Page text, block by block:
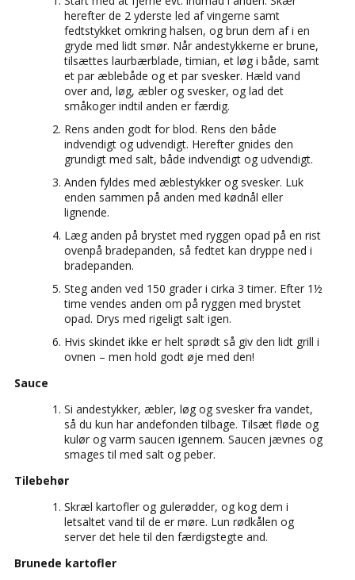
herefter de 2 yderste led af vingerne samt
fedtstykket omkring halsen, og brun dem af i en
gryde med lidt smør. Når andestykkerne er brune,
tilsættes laurbærblade, timian, et løg i både, samt
et par æblebåde og et par svesker. Hæld vand
over and, løg, æbler og svesker, og lad det
småkoger indtil anden er færdig.
Rens anden godt for blod. Rens den både
indvendigt og udvendigt. Herefter gnides den
grundigt med salt, både indvendigt og udvendigt.
Anden fyldes med æblestykker og svesker. Luk
enden sammen på anden med kødnål eller
lignende.
Læg anden på brystet med ryggen opad på en rist
ovenpå bradepanden, så fedtet kan dryppe ned i
bradepanden.
Steg anden ved 150 grader i cirka 3 timer. Efter 1½
time vendes anden om på ryggen med brystet
opad. Drys med rigeligt salt igen.
Hvis skindet ikke er helt sprødt så giv den lidt grill i
ovnen – men hold godt øje med den!
Sauce
Si andestykker, æbler, løg og svesker fra vandet,
så du kun har andefonden tilbage. Tilsæt fløde og
kulør og varm saucen igennem. Saucen jævnes og
smages til med salt og peber.
Tilebehør
Skræl kartofler og gulerødder, og kog dem i
letsaltet vand til de er møre. Lun rødkålen og
server det hele til den færdigstegte and.
Brunede kartofler